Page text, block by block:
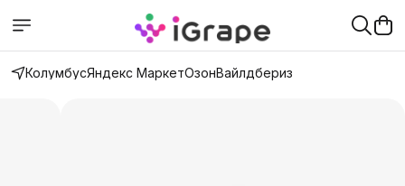
КолумбусЯндекс МаркетОзонВайлдбериз